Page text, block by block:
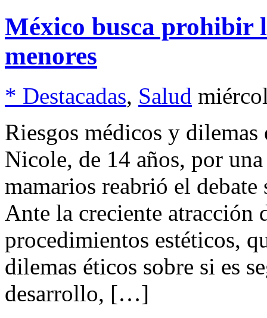
México busca prohibir
menores
* Destacadas, Salud
Riesgos médicos y
Nicole, de 14 años, por
mamarios reabrió el debate
Ante la creciente atracción
procedimientos estéticos,
dilemas éticos sobre si es
desarrollo, […]